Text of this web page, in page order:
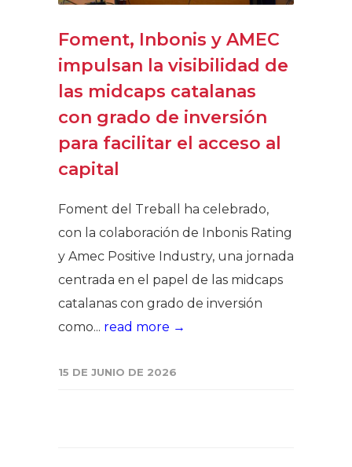
Foment, Inbonis y AMEC
impulsan la visibilidad de
las midcaps catalanas
con grado de inversión
para facilitar el acceso al
capital
Foment del Treball ha celebrado,
con la colaboración de Inbonis Rating
y Amec Positive Industry, una jornada
centrada en el papel de las midcaps
catalanas con grado de inversión
como... read more →
15 DE JUNIO DE 2026